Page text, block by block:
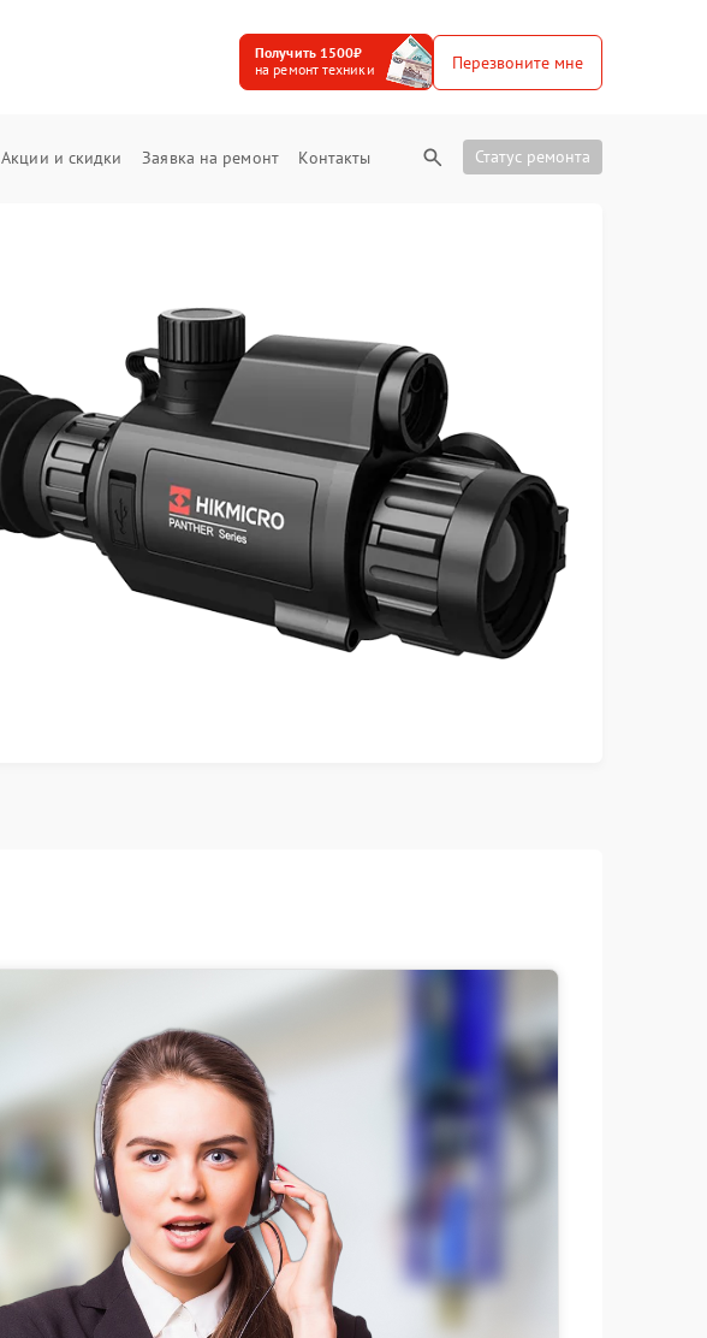
Получить 1500₽
на ремонт техники
Перезвоните мне
Акции и скидки Заявка на ремонт Контакты Статус ремонта